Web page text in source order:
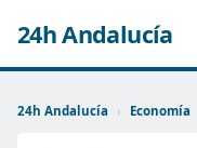
24h Andalucía
24h Andalucía › Economía